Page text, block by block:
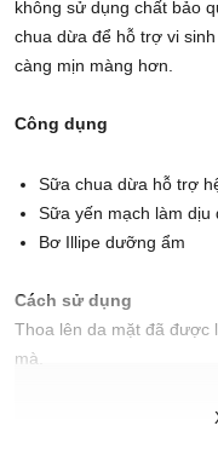
không sử dụng chất bảo
chua dừa để hỗ trợ vi
càng mịn màng hơn.
Công dụng
Sữa chua dừa hỗ trợ
Sữa yến mạch làm dịu
Bơ Illipe dưỡng ẩm
Cách sử dụng
Thoa lên da mặt đã được
mà.